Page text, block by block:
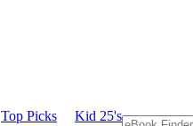
Top Picks Kid 25's